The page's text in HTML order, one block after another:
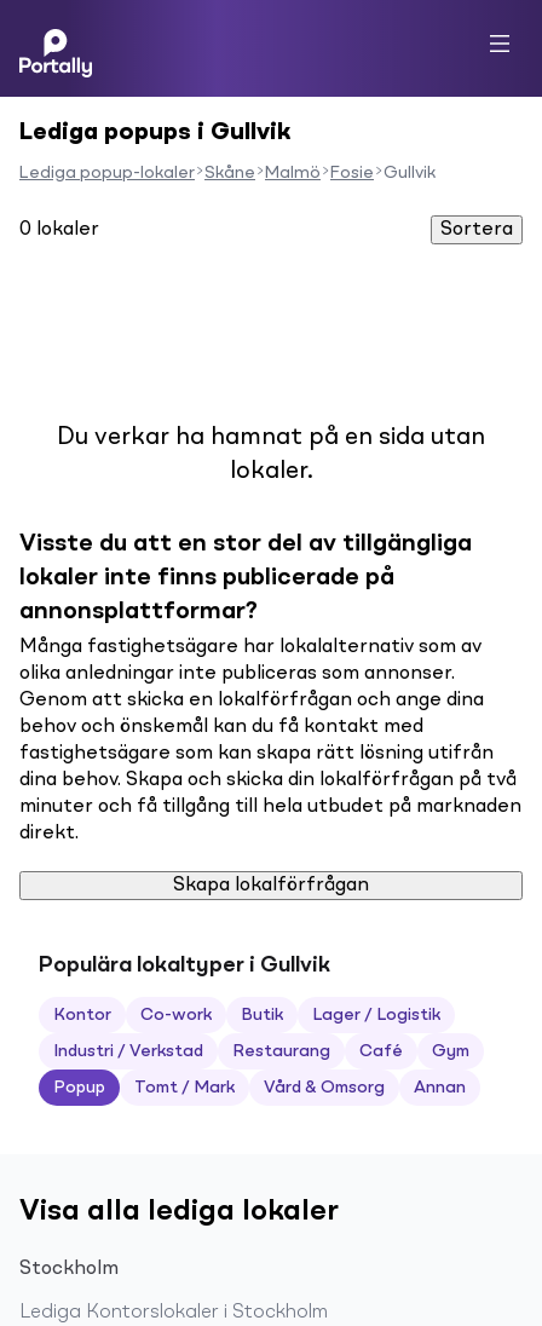
Lediga popups i Gullvik
Lediga popup-lokaler Skåne Malmö Fosie Gullvik
0 lokaler Sortera
Du verkar ha hamnat på en sida utan
lokaler.
Visste du att en stor del av tillgängliga
lokaler inte finns publicerade på
annonsplattformar?
Många fastighetsägare har lokalalternativ som av
olika anledningar inte publiceras som annonser.
Genom att skicka en lokalförfrågan och ange dina
behov och önskemål kan du få kontakt med
fastighetsägare som kan skapa rätt lösning utifrån
dina behov. Skapa och skicka din lokalförfrågan på två
minuter och få tillgång till hela utbudet på marknaden
direkt.
Skapa lokalförfrågan
Populära lokaltyper i Gullvik
Kontor Co-work Butik Lager / Logistik
Industri / Verkstad Restaurang Café Gym
Popup Tomt / Mark Vård & Omsorg Annan
Visa alla lediga lokaler
Stockholm
Lediga Kontorslokaler i Stockholm